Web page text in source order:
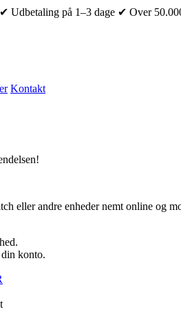
✔ Udbetaling på 1–3 dage ✔ Over
Kontakt
eller andre enheder nemt online og
konto.